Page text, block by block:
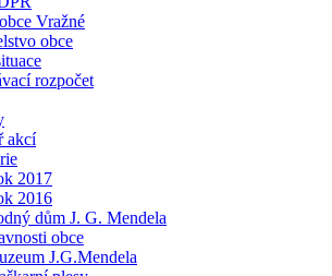
Vražné
obce
rozpočet
akcí
2017
2016
dům J. G. Mendela
obce
J.G.Mendela